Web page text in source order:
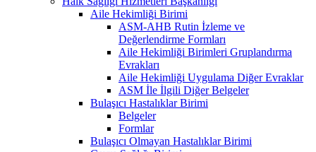
Aile Hekimliği Birimi
ASM-AHB Rutin İzleme ve
Değerlendirme Formları
Aile Hekimliği Birimleri Gruplandırma
Evrakları
Aile Hekimliği Uygulama Diğer Evraklar
ASM İle İlgili Diğer Belgeler
Bulaşıcı Hastalıklar Birimi
Belgeler
Formlar
Bulaşıcı Olmayan Hastalıklar Birimi